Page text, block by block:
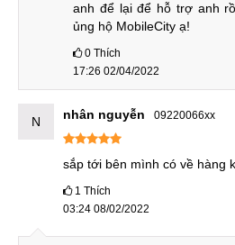
anh để lại để hỗ trợ anh
ủng hộ MobileCity ạ!
0 Thích
17:26 02/04/2022
N nhân nguyễn 09220066xx
sắp tới bên mình có về hàng
1 Thích
03:24 08/02/2022